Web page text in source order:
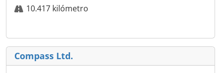
10.417 kilómetro
Compass Ltd.